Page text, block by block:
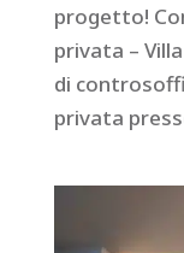
progetto!
privata –
di
privata